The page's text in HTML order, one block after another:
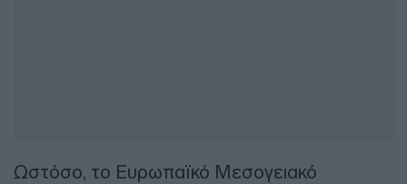
Ωστόσο, το Ευρωπαϊκό Μεσογειακό